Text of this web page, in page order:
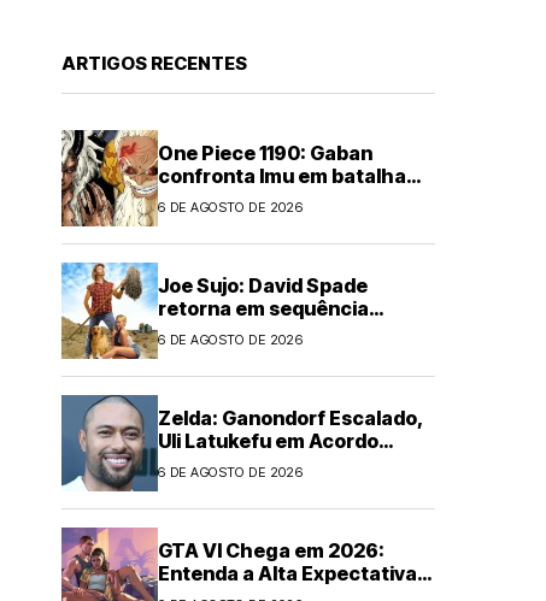
ARTIGOS RECENTES
One Piece 1190: Gaban
confronta Imu em batalha
épica
6 DE AGOSTO DE 2026
Joe Sujo: David Spade
retorna em sequência
animada
6 DE AGOSTO DE 2026
Zelda: Ganondorf Escalado,
Uli Latukefu em Acordo
Multi-filmes
6 DE AGOSTO DE 2026
GTA VI Chega em 2026:
Entenda a Alta Expectativa
Global